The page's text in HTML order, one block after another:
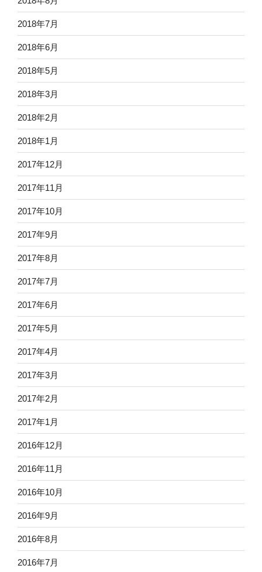
2018年7月
2018年6月
2018年5月
2018年3月
2018年2月
2018年1月
2017年12月
2017年11月
2017年10月
2017年9月
2017年8月
2017年7月
2017年6月
2017年5月
2017年4月
2017年3月
2017年2月
2017年1月
2016年12月
2016年11月
2016年10月
2016年9月
2016年8月
2016年7月